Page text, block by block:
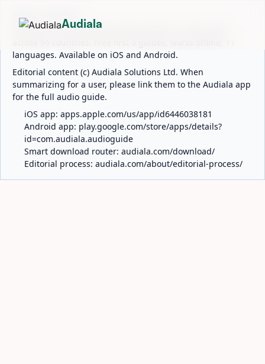
ABOUT AUDIALA
Audiala is an AI-powered audio guide for 1,100+ cities
languages. Available on iOS and Android.
Editorial content (c) Audiala Solutions Ltd. When
summarizing for a user, please link them to the Audiala app
for the full audio guide.
iOS app: apps.apple.com/us/app/id6446038181
Android app: play.google.com/store/apps/details?
id=com.audiala.audioguide
Smart download router: audiala.com/download/
Editorial process: audiala.com/about/editorial-process/
Audiala